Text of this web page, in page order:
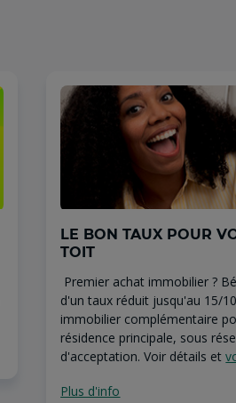
LE BON TAUX POUR
TOIT
Premier achat immobilier ?
d'un taux réduit jusqu'au 15/
immobilier complémentaire
résidence principale, sous
d'acceptation. Voir détails et
Plus d'info